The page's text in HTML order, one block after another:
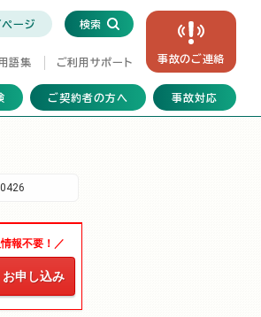
ページ 検索
事故のご連絡
用語集 ご利用サポート
ご契約者の方へ 事故対応
報不要！／
申し込み